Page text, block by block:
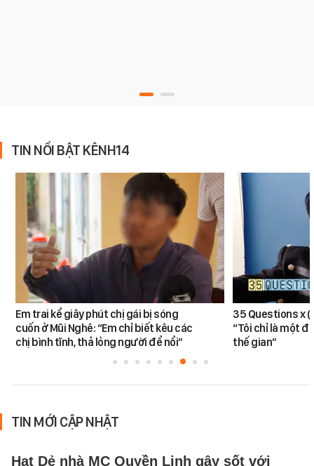
TIN NỔI BẬT KÊNH14
Em trai kể giây phút chị gái bị sóng
cuốn ở Mũi Nghê: “Em chỉ biết kêu các
chị bình tĩnh, thả lỏng người để nổi”
35 Questions x
“Tôi chỉ là một
thế gian”
TIN MỚI CẬP NHẬT
Hạt Dẻ nhà MC Quyền Linh gây sốt với